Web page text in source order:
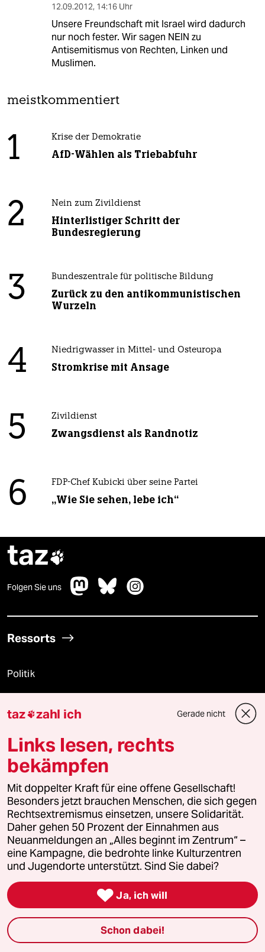
12.09.2012, 14:16 Uhr
Unsere Freundschaft mit Israel wird dadurch
nur noch fester. Wir sagen NEIN zu
Antisemitismus von Rechten, Linken und
Muslimen.
meistkommentiert
1 Krise der Demokratie
AfD-Wählen als Triebabfuhr
2 Nein zum Zivildienst
Hinterlistiger Schritt der
Bundesregierung
3 Bundeszentrale für politische Bildung
Zurück zu den antikommunistischen
Wurzeln
4 Niedrigwasser in Mittel- und Osteuropa
Stromkrise mit Ansage
5 Zivildienst
Zwangsdienst als Randnotiz
6 FDP-Chef Kubicki über seine Partei
„Wie Sie sehen, lebe ich“
taz
Folgen Sie uns
Ressorts
Politik
Kultur
Sport
Berlin
Nord
Wahrheit
Themen
taz zahl ich Gerade nicht
Links lesen, rechts
bekämpfen
Mit doppelter Kraft für eine offene Gesellschaft!
Besonders jetzt brauchen Menschen, die sich gegen
Rechtsextremismus einsetzen, unsere Solidarität.
Daher gehen 50 Prozent der Einnahmen aus
Neuanmeldungen an „Alles beginnt im Zentrum“ –
eine Kampagne, die bedrohte linke Kulturzentren
und Jugendorte unterstützt. Sind Sie dabei?
 Ja, ich will
Schon dabei!